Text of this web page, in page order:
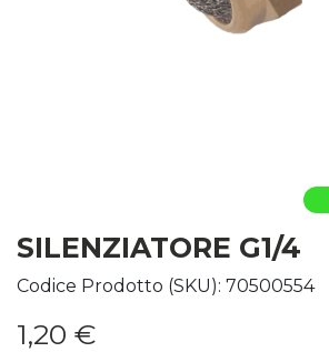
SILENZIATORE G1/4
Codice Prodotto (SKU): 70500554
1,20 €